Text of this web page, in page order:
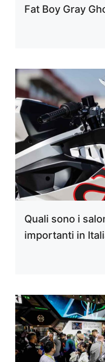
Fat Boy Gray
Quali sono i
importanti in